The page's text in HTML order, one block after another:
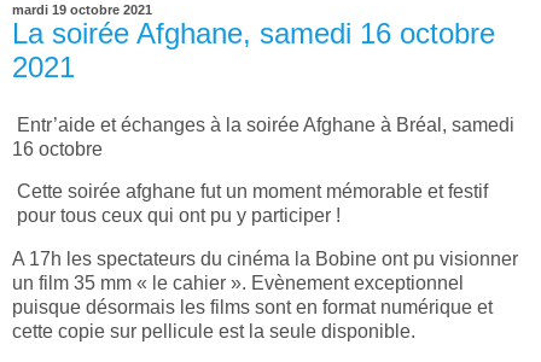
mardi 19 octobre 2021
La soirée Afghane, samedi 16 octobre
2021
Entr’aide et échanges à la soirée Afghane à Bréal, samedi
16 octobre
Cette soirée afghane fut un moment mémorable et festif
pour tous ceux qui ont pu y participer !
A 17h les spectateurs du cinéma la Bobine ont pu visionner
un film 35 mm « le cahier ». Evènement exceptionnel
puisque désormais les films sont en format numérique et
cette copie sur pellicule est la seule disponible.